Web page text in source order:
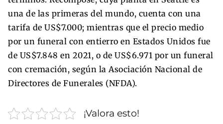
una de las primeras del mundo, cuenta con una
tarifa de US$7.000; mientras que el precio medio
por un funeral con entierro en Estados Unidos fue
de US$7.848 en 2021, o de US$6.971 por un funeral
con cremación, según la Asociación Nacional de
Directores de Funerales (NFDA).
¡Valora esto!